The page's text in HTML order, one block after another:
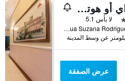
أو واي أو هوتل إيتارانت يم، نياو باولو
لا بأس 5.1
Rua Suzana Rodrigues,163, ساو باولو, البرازيل
عرض الصفقة